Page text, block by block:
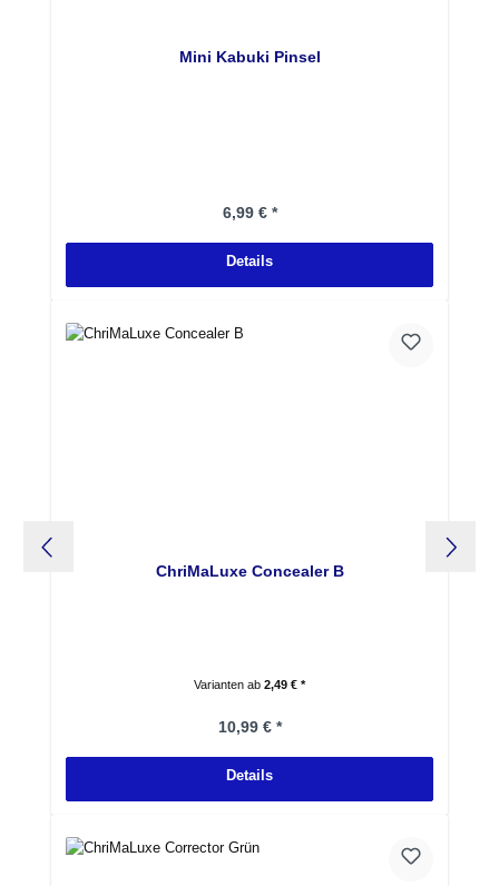
Mini Kabuki Pinsel
Regulärer Preis:
6,99 € *
Details
ChriMaLuxe Concealer B
Varianten ab 2,49 € *
Regulärer Preis:
10,99 € *
Details